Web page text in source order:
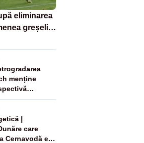
eliminarea
greșeli
menține
|
care
Cernavodă era